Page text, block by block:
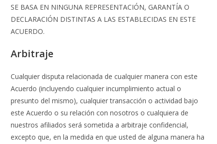
SE BASA EN NINGUNA REPRESENTACIÓN, GARANTÍA O
DECLARACIÓN DISTINTAS A LAS ESTABLECIDAS EN ESTE
ACUERDO.
Arbitraje
Cualquier disputa relacionada de cualquier manera con este
Acuerdo (incluyendo cualquier incumplimiento actual o
presunto del mismo), cualquier transacción o actividad bajo
este Acuerdo o su relación con nosotros o cualquiera de
nuestros afiliados será sometida a arbitraje confidencial,
excepto que, en la medida en que usted de alguna manera ha